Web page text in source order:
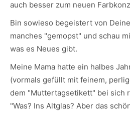
auch besser zum neuen
Bin sowieso begeistert von
manches "gemopst" und schau
was es Neues gibt.
Meine Mama hatte ein halbes
(vormals gefüllt mit feinem,
dem "Muttertagsetikett" bei sich
"Was? Ins Altglas? Aber das